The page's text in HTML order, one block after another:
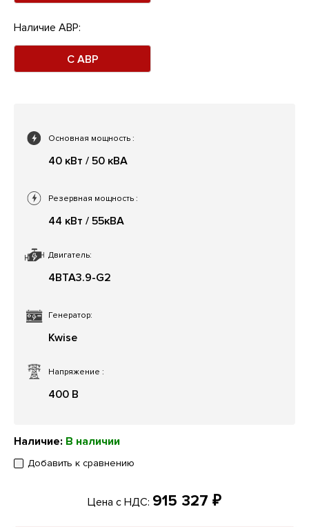
Наличие АВР:
С АВР
Основная мощность :
40 кВт / 50 кВА
Двигатель:
4BTA3.9-G2
Напряжение :
400 В
Резервная мощность :
44 кВт / 55кВА
Генератор:
Kwise
Наличие: В наличии
Добавить к сравнению
Цена с НДС: 915 327 ₽